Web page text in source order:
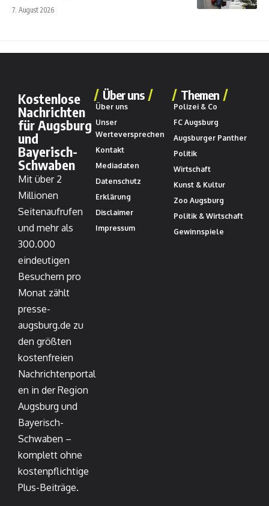
7. August 2026
Kostenlose
Nachrichten
für Augsburg
und
Bayerisch-
Schwaben
Mit über 2
Millionen
Seitenaufrufen
und mehr als
300.000
eindeutigen
Besuchern pro
Monat zählt
presse-
augsburg.de zu
den größten
kostenfreien
Nachrichtenportal
en in der Region
Augsburg und
Bayerisch-
Schwaben –
komplett ohne
kostenpflichtige
Plus-Beiträge.
Über uns
Über uns
Unser
Werteversprechen
Kontakt
Mediadaten
Datenschutz
Erklärung
Disclaimer
Impressum
Themen
Polizei & Co
FC Augsburg
Augsburger Panther
Politik
Wirtschaft
Kunst & Kultur
Zoo Augsburg
Politik & Wirtschaft
Gewinnspiele